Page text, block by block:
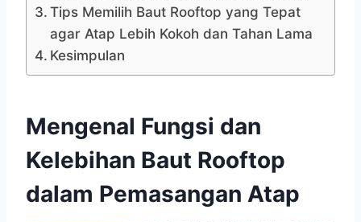
Tips Memilih Baut Rooftop yang Tepat
agar Atap Lebih Kokoh dan Tahan Lama
Kesimpulan
Mengenal Fungsi dan
Kelebihan Baut Rooftop
dalam Pemasangan Atap